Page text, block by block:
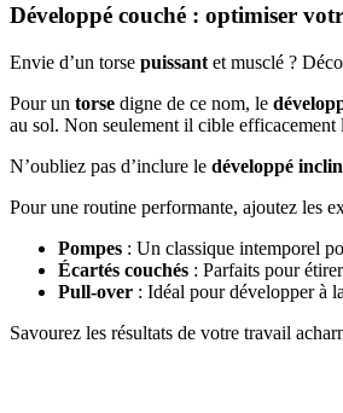
Développé couché : optimiser
Envie d’un torse puissant et musclé ?
Pour un torse digne de ce nom, le
au sol. Non seulement il cible efficacement
N’oubliez pas d’inclure le développé
Pour une routine performante, ajoutez les
Pompes : Un classique intemporel
Écartés couchés : Parfaits pour
Pull-over : Idéal pour développer à
Savourez les résultats de votre travail